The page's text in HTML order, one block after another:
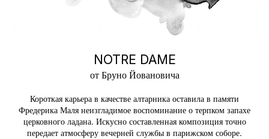
NOTRE DAME
от Бруно Йовановича
Короткая карьера в качестве алтарника оставила в памяти
Фредерика Маля неизгладимое воспоминание о терпком запахе
церковного ладана. Искусно составленная композиция точно
передает атмосферу вечерней службы в парижском соборе.